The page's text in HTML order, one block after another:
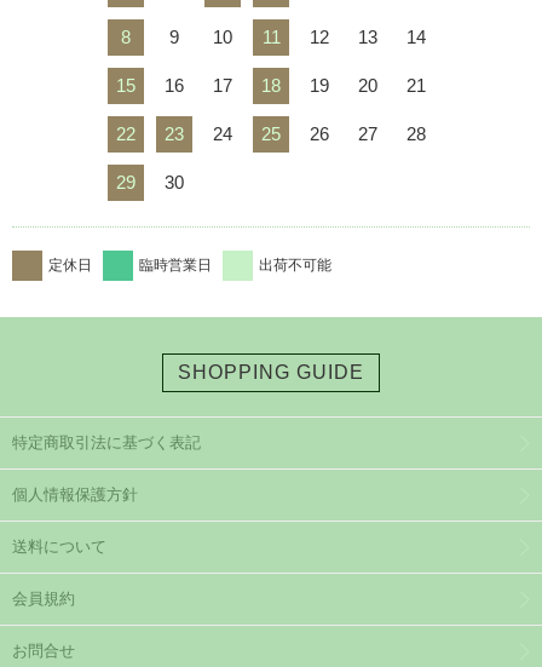
8 9 10 11 12 13 14
15 16 17 18 19 20 21
22 23 24 25 26 27 28
29 30
定休日 臨時営業日 出荷不可能
SHOPPING GUIDE
特定商取引法に基づく表記
個人情報保護方針
送料について
会員規約
お問合せ